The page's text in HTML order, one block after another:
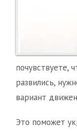
почувствуете,
развились,
вариант
Это поможет